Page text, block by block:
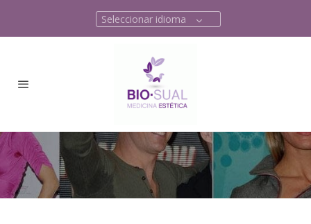
Seleccionar idioma